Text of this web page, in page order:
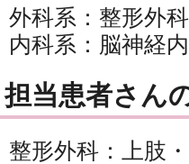
外科系：整形外
内科系：脳神経
担当患者さん
整形外科：上肢